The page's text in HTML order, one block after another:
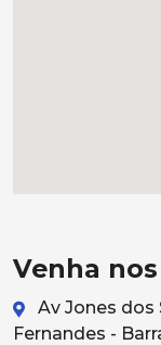
Venha
Av Jones dos
Fernandes -